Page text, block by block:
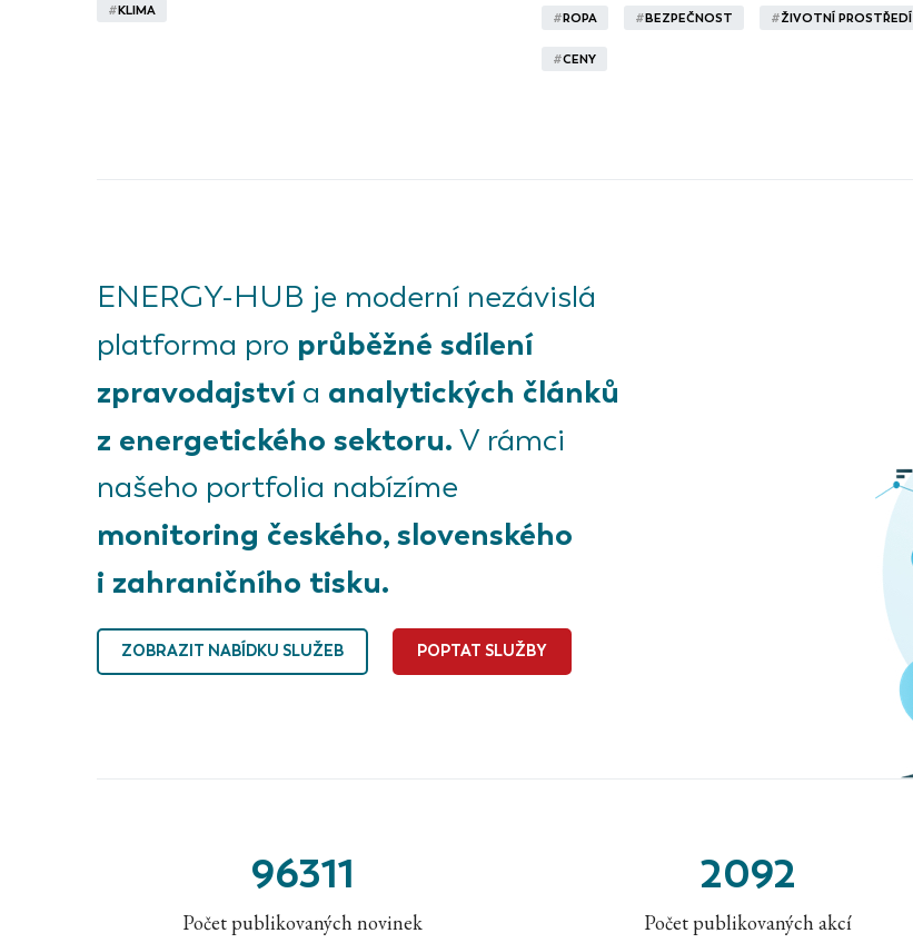
#KLIMA #ROPA #BEZPEČNOST #ŽIVOTNÍ PROSTŘEDÍ
#CENY
ENERGY-HUB je moderní nezávislá
platforma pro průběžné sdílení
zpravodajstvía analytických článků
z energetického sektoru. V rámci
našeho portfolia nabízíme
monitoring českého, slovenského
i zahraničního tisku.
ZOBRAZIT NABÍDKU SLUŽEB POPTAT SLUŽBY
96311
Počet publikovaných novinek
2092
Počet publikovaných akcí